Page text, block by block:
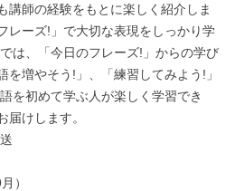
講師の経験をもとに楽しく紹介しま
レーズ!」で大切な表現をしっかり学
は、「今日のフレーズ!」からの学び
を増やそう!」、「練習してみよう!」
を初めて学ぶ人が楽しく学習でき
届けします。
）